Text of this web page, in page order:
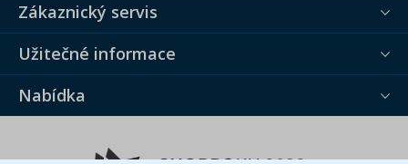
Zákaznický servis
Užitečné informace
Nabídka